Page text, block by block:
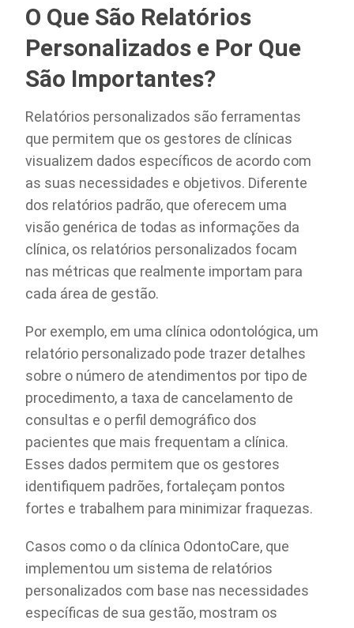
O Que São Relatórios
Personalizados e Por Que
São Importantes?
Relatórios personalizados são ferramentas
que permitem que os gestores de clínicas
visualizem dados específicos de acordo com
as suas necessidades e objetivos. Diferente
dos relatórios padrão, que oferecem uma
visão genérica de todas as informações da
clínica, os relatórios personalizados focam
nas métricas que realmente importam para
cada área de gestão.
Por exemplo, em uma clínica odontológica, um
relatório personalizado pode trazer detalhes
sobre o número de atendimentos por tipo de
procedimento, a taxa de cancelamento de
consultas e o perfil demográfico dos
pacientes que mais frequentam a clínica.
Esses dados permitem que os gestores
identifiquem padrões, fortaleçam pontos
fortes e trabalhem para minimizar fraquezas.
Casos como o da clínica OdontoCare, que
implementou um sistema de relatórios
personalizados com base nas necessidades
específicas de sua gestão, mostram os